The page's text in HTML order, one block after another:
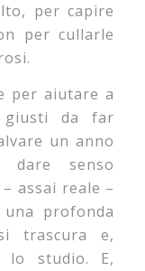
per capire
per cullarle
per aiutare a
da far
un anno
dare senso
assai reale –
profonda
trascura e,
lo studio. E,